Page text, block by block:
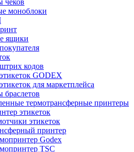
чеков
моноблоки
ящики
кодов
GODEX
для маркетплейса
термотрансферные принтеры
этикеток
этикеток
принтер
Godex
TSC